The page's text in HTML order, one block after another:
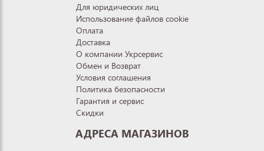
Для юридических лиц
Использование файлов cookie
Оплата
Доставка
О компании Укрсервис
Обмен и Возврат
Условия соглашения
Политика безопасности
Гарантия и сервис
Скидки
АДРЕСА МАГАЗИНОВ